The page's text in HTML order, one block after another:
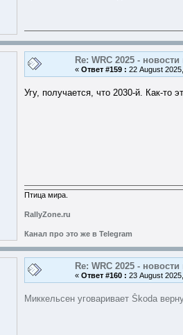
Re: WRC 2025 -
« Ответ #159 : 22 August
Угу, получается, что 2030-й. Как-то
Птица мира.
RallyZone.ru
Канал про это же в Telegram
Re: WRC 2025 -
« Ответ #160 : 23 August
Миккельсен уговаривает Škoda